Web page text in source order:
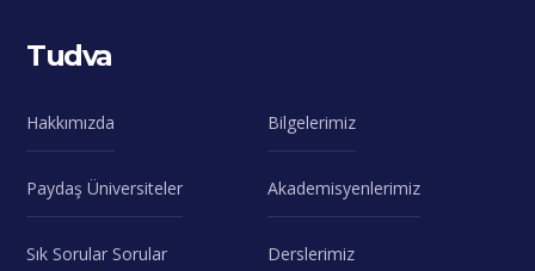
Tudva
Hakkımızda Bilgelerimiz
Paydaş Üniversiteler Akademisyenlerimiz
Sık Sorular Sorular Derslerimiz